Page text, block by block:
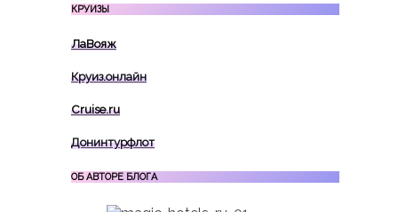
КРУИЗЫ
ЛаВояж
Круиз.онлайн
Cruise.ru
Донинтурфлот
ОБ АВТОРЕ БЛОГА